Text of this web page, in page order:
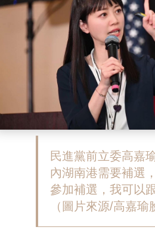
民進黨前立委高嘉
內湖南港需要補選
參加補選，我可以
（圖片來源/高嘉瑜